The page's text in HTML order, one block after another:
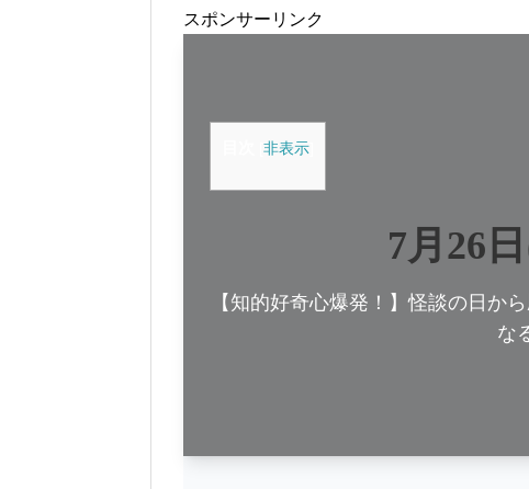
スポンサーリンク
非表示
7月26
【知的好奇心爆発！】怪談の日か
な